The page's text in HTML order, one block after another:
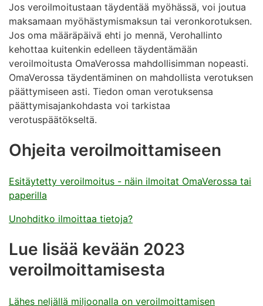
Jos veroilmoitustaan täydentää myöhässä, voi joutua
maksamaan myöhästymismaksun tai veronkorotuksen.
Jos oma määräpäivä ehti jo mennä, Verohallinto
kehottaa kuitenkin edelleen täydentämään
veroilmoitusta OmaVerossa mahdollisimman nopeasti.
OmaVerossa täydentäminen on mahdollista verotuksen
päättymiseen asti. Tiedon oman verotuksensa
päättymisajankohdasta voi tarkistaa
verotuspäätökseltä.
Ohjeita veroilmoittamiseen
Esitäytetty veroilmoitus - näin ilmoitat OmaVerossa tai
paperilla
Unohditko ilmoittaa tietoja?
Lue lisää kevään 2023
veroilmoittamisesta
Lähes neljällä miljoonalla on veroilmoittamisen